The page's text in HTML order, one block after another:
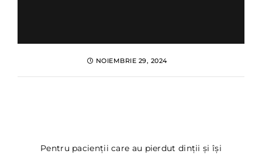
NOIEMBRIE 29, 2024
Pentru pacienții care au pierdut dinții și își